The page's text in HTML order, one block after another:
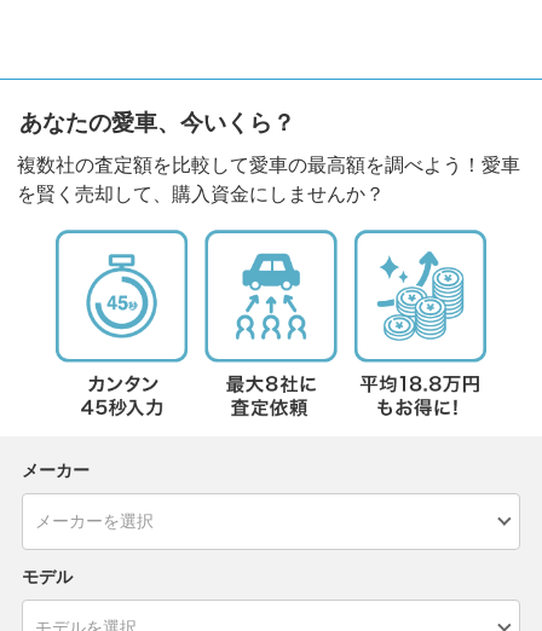
あなたの愛車、今いくら？
複数社の査定額を比較して愛車の最高額を調べよう！愛車
を賢く売却して、購入資金にしませんか？
メーカー
モデル